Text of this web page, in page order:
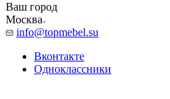
Ваш город
Москва
info@topmebel.su
Вконтакте
Одноклассники